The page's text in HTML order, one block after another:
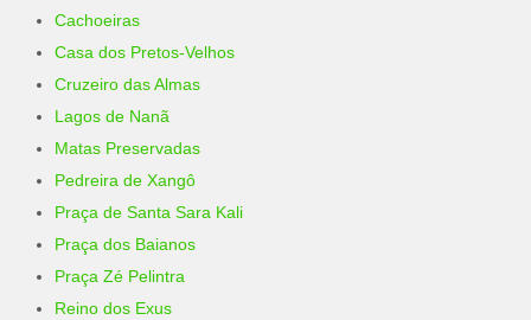
Cachoeiras
Casa dos Pretos-Velhos
Cruzeiro das Almas
Lagos de Nanã
Matas Preservadas
Pedreira de Xangô
Praça de Santa Sara Kali
Praça dos Baianos
Praça Zé Pelintra
Reino dos Exus